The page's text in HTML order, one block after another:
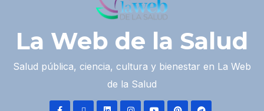
La Web de la Salud
Salud pública, ciencia, cultura y bienestar en La Web
de la Salud